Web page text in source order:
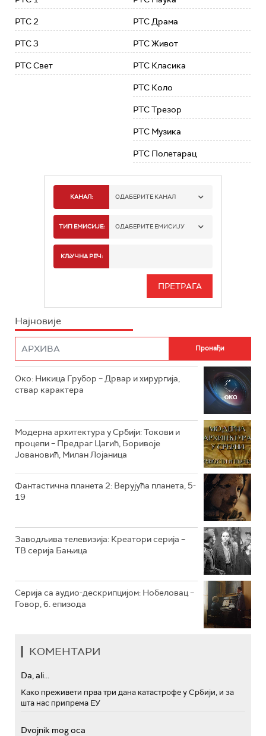
РТС 2
РТС 3
РТС Свет
РТС Драма
РТС Живот
РТС Класика
РТС Коло
РТС Трезор
РТС Музика
РТС Полетарац
КАНАЛ: ОДАБЕРИТЕ КАНАЛ
РТС 1
РТС 3
РТС ЖИВОТ
РТС КОЛО
ТИП ЕМИСИЈЕ: ОДАБЕРИТЕ ЕМИСИЈУ
ИНФО
КЉУЧНА РЕЧ:
Најновије
Око: Никица Грубор – Дрвар и хирургија,
ствар карактера
Модерна архитектура у Србији: Токови и
процепи – Предраг Цагић, Боривоје
Јовановић, Милан Лојаница
Фантастична планета 2: Верујућа планета, 5-
19
Заводљива телевизија: Креатори серија –
ТВ серија Бањица
Серија са аудио-дескрипцијом: Нобеловац –
Говор, 6. епизода
КОМЕНТАРИ
Da, ali...
Како преживети прва три дана катастрофе у Србији, и за
шта нас припрема ЕУ
Dvojnik mog oca